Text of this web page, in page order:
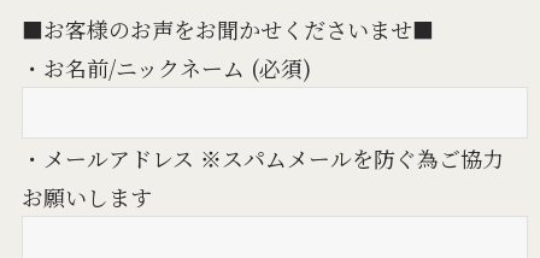
■お客様のお声をお聞かせくださいませ■
・お名前/ニックネーム (必須)
・メールアドレス ※スパムメールを防ぐ為ご協力
お願いします